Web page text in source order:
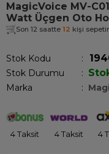
MagicVoice MV-
Watt Üçgen Oto
Son 12 saatte 12 kişi
Stok Kodu
Stok Durumu :
Marka :
4 Taksit 4 Taksit 4